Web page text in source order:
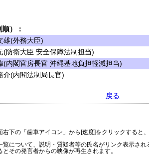
）：
(外務大臣)
防衛大臣 安全保障法制担当)
内閣官房長官 沖縄基地負担軽減担当)
(内閣法制局長官)
戻る
右下の「歯車アイコン」から[速度]をクリックすると
覧について、説明・質疑者等の氏名がリンク表示さ
とその発言者からの映像が再生されます。